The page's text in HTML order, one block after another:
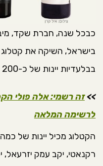
כבכל שנה, חברת שקד,
בבלעדיות יינות של כ-200 יקבים מרחבי העולם.
>>זה רשמי: אלה פולי
לרשימה המלאה
הקטלוג מכיל יינות של
רקנאטי, יקב עמק יזרעאל,